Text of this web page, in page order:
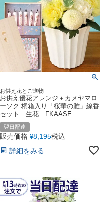
お供え花とご進物
お供え優花アレンジ＋カメヤマロ
ーソク 桐箱入り「桜華の雅」線香
セット 生花 FKAASE
翌日配達
販売価格 ¥8,195税込
詳細をみる